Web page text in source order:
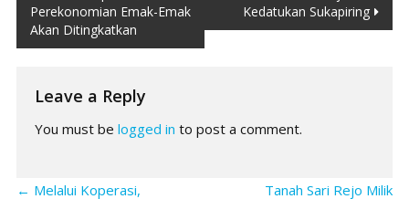
navigation
Perekonomian Emak-Emak
Akan Ditingkatkan
Kedatukan Sukapiring
Leave a Reply
You must be logged in to post a comment.
← Melalui Koperasi,
Tanah Sari Rejo Milik